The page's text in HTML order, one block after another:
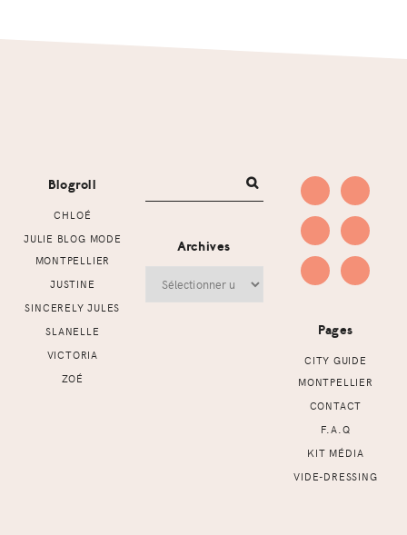
Blogroll
CHLOÉ
JULIE BLOG MODE
MONTPELLIER
JUSTINE
SINCERELY JULES
SLANELLE
VICTORIA
ZOÉ
Archives
Pages
CITY GUIDE
MONTPELLIER
CONTACT
F.A.Q
KIT MÉDIA
VIDE-DRESSING